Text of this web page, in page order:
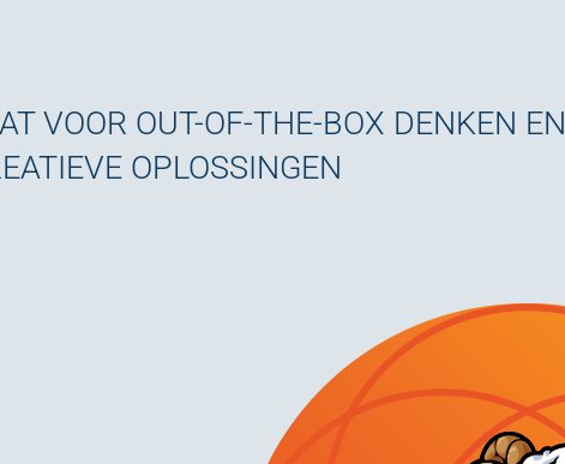
VOOR OUT-OF-THE-BOX DENKEN EN
OPLOSSINGEN